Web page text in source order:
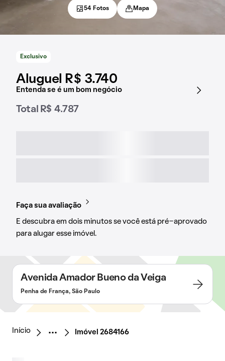
Exclusivo
Aluguel R$ 3.740
Entenda se é um bom negócio
Total R$ 4.787
Faça sua avaliação
E descubra em dois minutos se você está pré-aprovado
para alugar esse imóvel.
54 Fotos Mapa
Avenida Amador Bueno da Veiga
Penha de França, São Paulo
Início Imóvel 2684166